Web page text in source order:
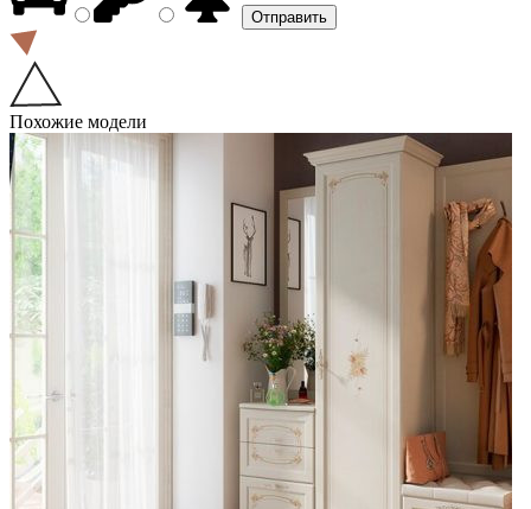
Похожие модели